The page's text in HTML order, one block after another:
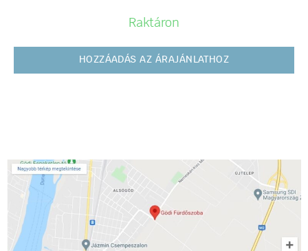
Raktáron
HOZZÁADÁS AZ ÁRAJÁNLATHOZ